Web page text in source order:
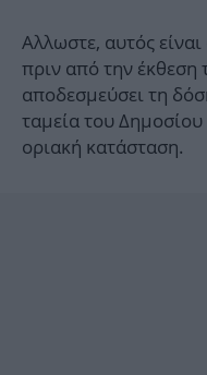
Αλλωστε, αυτός
πριν από την έκθεση
αποδεσμεύσει τη
ταμεία του
οριακή κατάσταση.